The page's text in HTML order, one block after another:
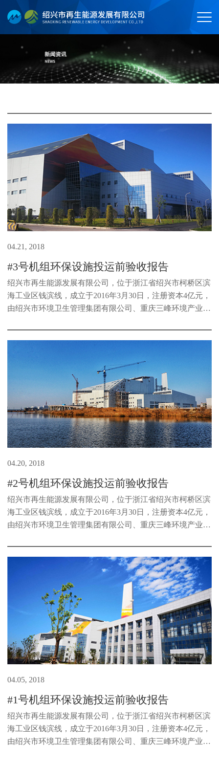
04.21, 2018
#3号机组环保设施投运前验收报告
绍兴市再生能源发展有限公司，位于浙江省绍兴市柯桥区滨
海工业区钱滨线，成立于2016年3月30日，注册资本4亿元，
由绍兴市环境卫生管理集团有限公司、重庆三峰环境产业集
04.20, 2018
#2号机组环保设施投运前验收报告
绍兴市再生能源发展有限公司，位于浙江省绍兴市柯桥区滨
海工业区钱滨线，成立于2016年3月30日，注册资本4亿元，
由绍兴市环境卫生管理集团有限公司、重庆三峰环境产业集
04.05, 2018
#1号机组环保设施投运前验收报告
绍兴市再生能源发展有限公司，位于浙江省绍兴市柯桥区滨
海工业区钱滨线，成立于2016年3月30日，注册资本4亿元，
由绍兴市环境卫生管理集团有限公司、重庆三峰环境产业集